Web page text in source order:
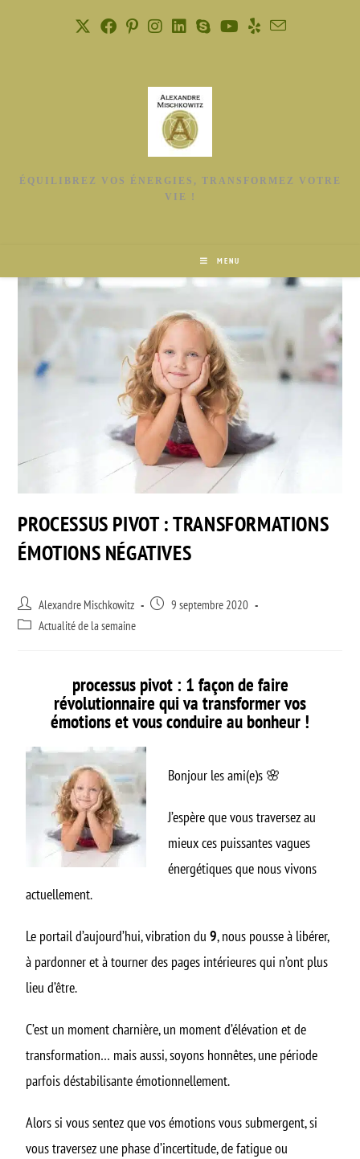
ÉQUILIBREZ VOS ÉNERGIES, TRANSFORMEZ VOTRE
VIE !
MENU
PROCESSUS PIVOT : TRANSFORMATIONS
ÉMOTIONS NÉGATIVES
Alexandre Mischkowitz
9 septembre 2020
Actualité de la semaine
processus pivot : 1 façon de faire
révolutionnaire qui va transformer vos
émotions et vous conduire au bonheur !
Bonjour les ami(e)s 🌸
J’espère que vous traversez au
mieux ces puissantes vagues
énergétiques que nous vivons
actuellement.
Le portail d’aujourd’hui, vibration du9, nous pousse à libérer,
à pardonner et à tourner des pages intérieures qui n’ont plus
lieu d’être.
C’est un moment charnière, un moment d’élévation et de
transformation… mais aussi, soyons honnêtes, une période
parfois déstabilisante émotionnellement.
Alors si vous sentez que vos émotions vous submergent, si
vous traversez une phase d’incertitude, de fatigue ou